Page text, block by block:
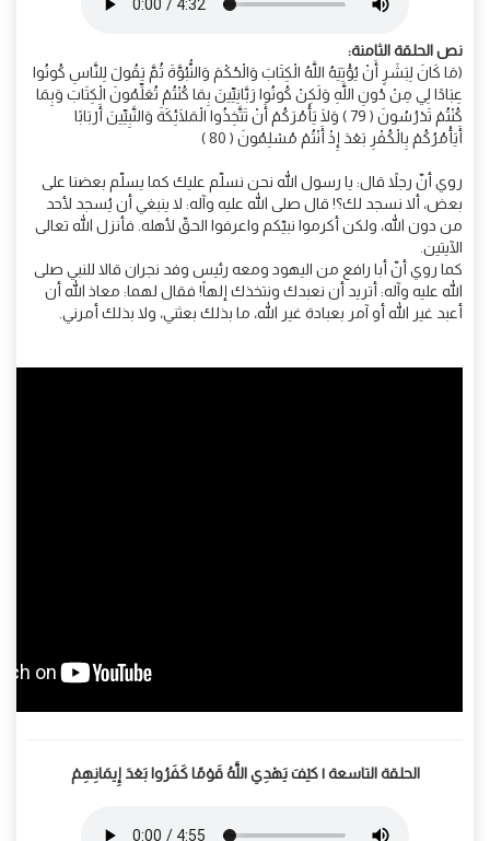
نص الحلقة الثامنة:
(مَا كَانَ لِبَشَرٍ أَنْ يُؤْتِيَهُ اللَّهُ الْكِتَابَ وَالْحُكْمَ وَالنُّبُوَّةَ ثُمَّ يَقُولَ لِلنَّاسِ كُونُوا
عِبَادًا لِي مِنْ دُونِ اللَّهِ وَلَكِنْ كُونُوا رَبَّانِيِّينَ بِمَا كُنْتُمْ تُعَلِّمُونَ الْكِتَابَ وَبِمَا
كُنْتُمْ تَدْرُسُونَ ( 79 ) وَلَا يَأْمُرَكُمْ أَنْ تَتَّخِذُوا الْمَلَائِكَةَ وَالنَّبِيِّينَ أَرْبَابًا
أَيَأْمُرُكُمْ بِالْكُفْرِ بَعْدَ إِذْ أَنْتُمْ مُسْلِمُونَ ( 80 )
روي أنّ رجلاً قال: يا رسول الله نحن نسلّم عليك كما يسلّم بعضنا على
بعض، ألا نسجد لك؟! قال صلى الله عليه وآله: لا ينبغي أن يُسجد لأحد
من دون الله، ولكن أكرموا نبيّكم واعرفوا الحقّ لأهله. فأنزل الله تعالى
الآيتين.
كما روي أنّ أبا رافع من اليهود ومعه رئيس وفد نجران قالا للنبي صلى
الله عليه وآله: أتريد أن نعبدك ونتخذك إلهاً! فقال لهما: معاذ الله أن
أعبد غير الله أو آمر بعبادة غير الله، ما بذلك بعثني، ولا بذلك أمرني.
الحلقة التاسعة | كيْفَ يَهْدِي اللَّهُ قَوْمًا كَفَرُوا بَعْدَ إِيمَانِهِمْ